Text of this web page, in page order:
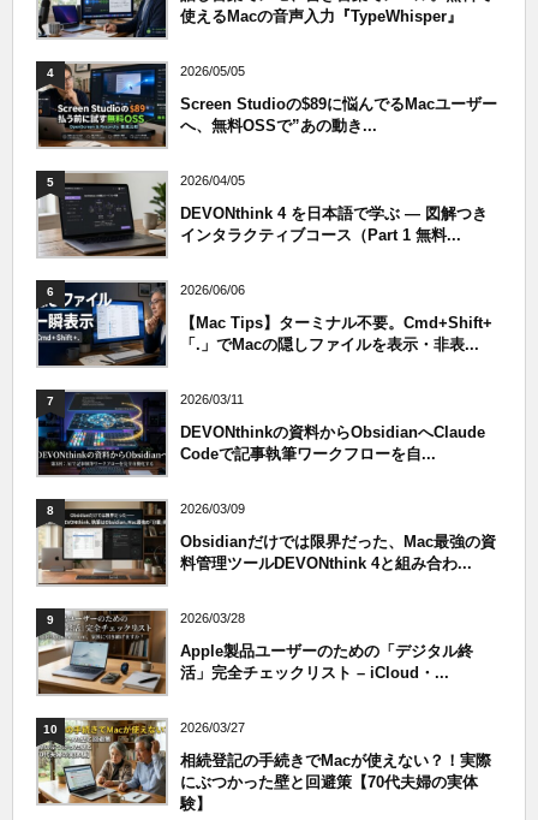
使えるMacの音声入力『TypeWhisper』
4 2026/05/05
Screen Studioの$89に悩んでるMacユーザー
へ、無料OSSで”あの動き...
5 2026/04/05
DEVONthink 4 を日本語で学ぶ — 図解つき
インタラクティブコース（Part 1 無料...
6 2026/06/06
【Mac Tips】ターミナル不要。Cmd+Shift+
「.」でMacの隠しファイルを表示・非表...
7 2026/03/11
DEVONthinkの資料からObsidianへClaude
Codeで記事執筆ワークフローを自...
8 2026/03/09
Obsidianだけでは限界だった、Mac最強の資
料管理ツールDEVONthink 4と組み合わ...
9 2026/03/28
Apple製品ユーザーのための「デジタル終
活」完全チェックリスト – iCloud・...
10 2026/03/27
相続登記の手続きでMacが使えない？！実際
にぶつかった壁と回避策【70代夫婦の実体
験】